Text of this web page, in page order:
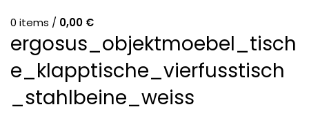
0 items / 0,00 €
ergosus_objektmoebel_tisch
e_klapptische_vierfusstisch
_stahlbeine_weiss